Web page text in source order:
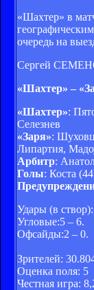
«Шахтер» в
очередь на
Сергей
«Шахтер» –
«Шахтер»:
Селезнев
«Заря»:
Липартия,
Арбитр:
Голы: Коста
Удары (в
Угловые:5 – 6.
Офсайды:2 – 0.
Зрителей:
Оценка поля: 5
Честная игра: